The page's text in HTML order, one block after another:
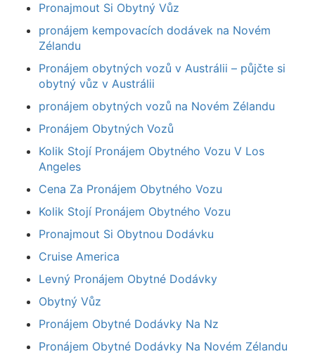
Pronajmout Si Obytný Vůz
pronájem kempovacích dodávek na Novém
Zélandu
Pronájem obytných vozů v Austrálii – půjčte si
obytný vůz v Austrálii
pronájem obytných vozů na Novém Zélandu
Pronájem Obytných Vozů
Kolik Stojí Pronájem Obytného Vozu V Los
Angeles
Cena Za Pronájem Obytného Vozu
Kolik Stojí Pronájem Obytného Vozu
Pronajmout Si Obytnou Dodávku
Cruise America
Levný Pronájem Obytné Dodávky
Obytný Vůz
Pronájem Obytné Dodávky Na Nz
Pronájem Obytné Dodávky Na Novém Zélandu